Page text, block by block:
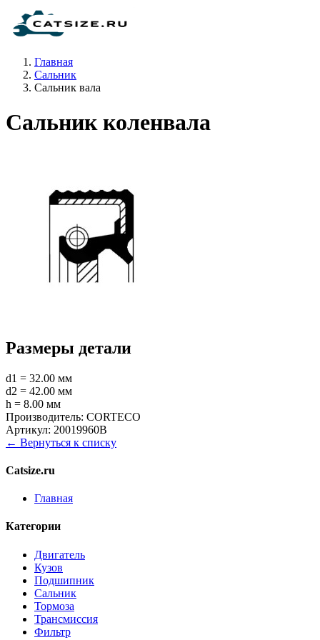
Главная
Сальник
Сальник вала
Сальник коленвала
Размеры детали
d1 = 32.00 мм
d2 = 42.00 мм
h = 8.00 мм
Производитель: CORTECO
Артикул: 20019960B
← Вернуться к списку
Catsize.ru
Главная
Категории
Двигатель
Кузов
Подшипник
Сальник
Тормоза
Трансмиссия
Фильтр